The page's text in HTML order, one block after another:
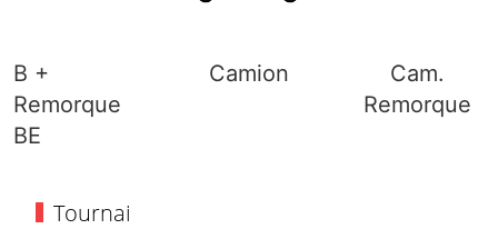
B +
Remorque
BE
Camion
Cam.
Remorque
Tournai